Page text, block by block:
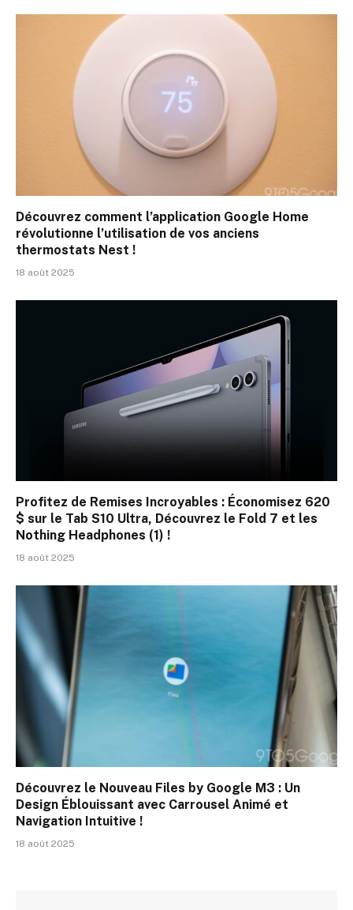
Découvrez comment l’application Google Home
révolutionne l’utilisation de vos anciens
thermostats Nest !
18 août 2025
Profitez de Remises Incroyables : Économisez 620
$ sur le Tab S10 Ultra, Découvrez le Fold 7 et les
Nothing Headphones (1) !
18 août 2025
Découvrez le Nouveau Files by Google M3 : Un
Design Éblouissant avec Carrousel Animé et
Navigation Intuitive !
18 août 2025